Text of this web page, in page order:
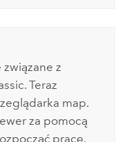
z
. Teraz
map.
za pomocą
pracę.